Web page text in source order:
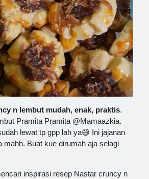
n lembut mudah, enak, praktis.
Pramita Pramita @Mamaazkia.
lewat tp gpp lah ya😅 Ini jajanan
mahh. Buat kue dirumah aja selagi
inspirasi resep Nastar cruncy n